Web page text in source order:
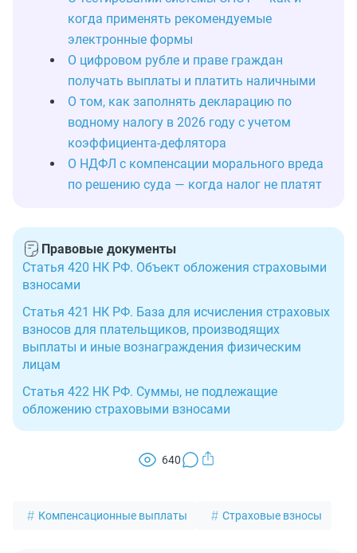
когда применять рекомендуемые
электронные формы
О цифровом рубле и праве граждан
получать выплаты и платить наличными
О том, как заполнять декларацию по
водному налогу в 2026 году с учетом
коэффициента-дефлятора
О НДФЛ с компенсации морального вреда
по решению суда — когда налог не платят
Правовые документы
Статья 420 НК РФ. Объект обложения страховыми
взносами
Статья 421 НК РФ. База для исчисления страховых
взносов для плательщиков, производящих
выплаты и иные вознаграждения физическим
лицам
Статья 422 НК РФ. Суммы, не подлежащие
обложению страховыми взносами
640
Компенсационные выплаты Страховые взносы